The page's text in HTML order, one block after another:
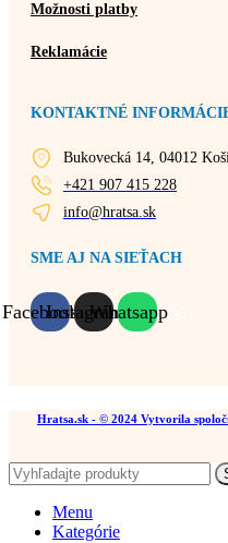
Možnosti platby
Reklamácie
KONTAKTNÉ
Bukovecká 14, 04012
+421 907 415 228
info@hratsa.sk
SME AJ NA SIEŤACH
FacebookInstagramWhatsapp
Hratsa.sk - © 2024 Vytvorila
Menu
Kategórie